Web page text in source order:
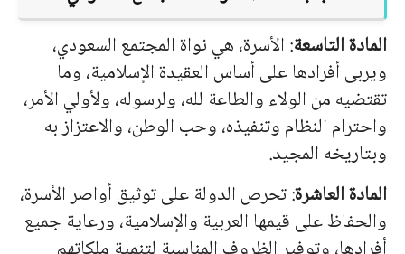
المادة التاسعة: الأسرة، هي نواة المجتمع السعودي،
ويربى أفرادها على أساس العقيدة الإسلامية، وما
تقتضيه من الولاء والطاعة لله، ولرسوله، ولأولي الأمر،
واحترام النظام وتنفيذه، وحب الوطن، والاعتزاز به
وبتاريخه المجيد.
المادة العاشرة: تحرص الدولة على توثيق أواصر الأسرة،
والحفاظ على قيمها العربية والإسلامية، ورعاية جميع